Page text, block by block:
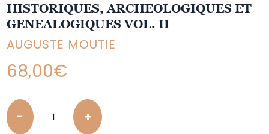
HISTORIQUES, ARCHEOLOGIQUES ET
GENEALOGIQUES VOL. II
AUGUSTE MOUTIE
68,00€
Quantity